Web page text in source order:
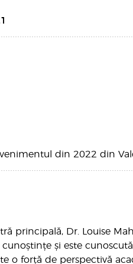
din 2022 din
principală, Dr. Louise
și este
o forță de perspectivă